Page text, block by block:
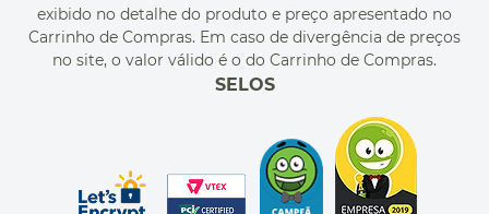
CUPONS DE DESCONTO
exibido no detalhe do produto e preço apresentado no
Carrinho de Compras. Em caso de divergência de preços
no site, o valor válido é o do Carrinho de Compras.
SELOS